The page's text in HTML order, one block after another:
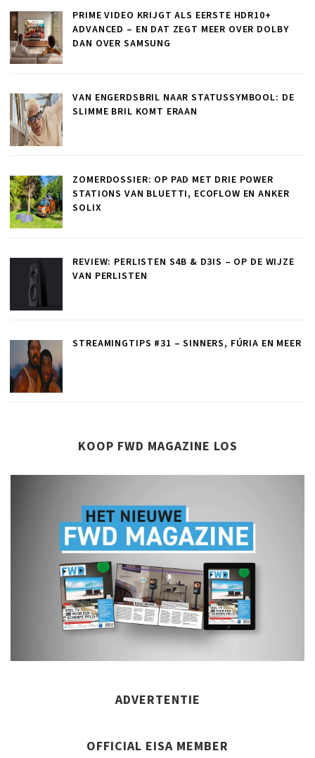
PRIME VIDEO KRIJGT ALS EERSTE HDR10+
ADVANCED – EN DAT ZEGT MEER OVER DOLBY
DAN OVER SAMSUNG
VAN ENGERDSBRIL NAAR STATUSSYMBOOL: DE
SLIMME BRIL KOMT ERAAN
ZOMERDOSSIER: OP PAD MET DRIE POWER
STATIONS VAN BLUETTI, ECOFLOW EN ANKER
SOLIX
REVIEW: PERLISTEN S4B & D3IS – OP DE WIJZE
VAN PERLISTEN
STREAMINGTIPS #31 – SINNERS, FÚRIA EN MEER
KOOP FWD MAGAZINE LOS
ADVERTENTIE
OFFICIAL EISA MEMBER